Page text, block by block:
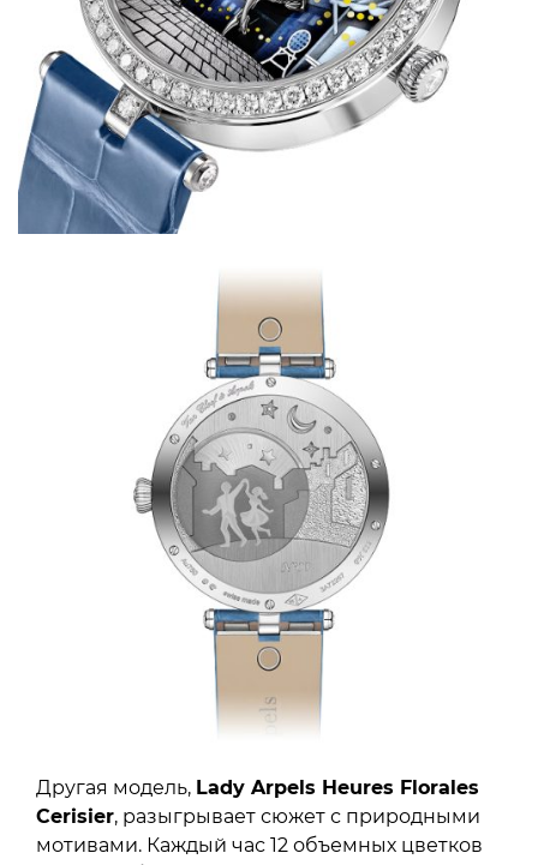
Другая модель, Lady Arpels Heures Florales
Cerisier, разыгрывает сюжет с природными
мотивами. Каждый час 12 объемных цветков